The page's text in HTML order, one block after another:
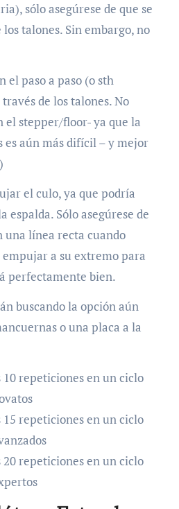
sólo asegúrese de que se
talones. Sin embargo, no
el paso a paso (o sth
de los talones. No
el stepper/floor- ya que la
es aún más difícil – y mejor
el culo, ya que podría
espalda. Sólo asegúrese de
una línea recta cuando
a su extremo para
perfectamente bien.
buscando la opción aún
o una placa a la
repeticiones en un ciclo
repeticiones en un ciclo
repeticiones en un ciclo